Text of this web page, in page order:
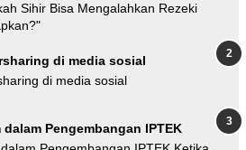
Sihir Bisa Mengalahkan Rezeki
di media sosial
di media sosial
dalam Pengembangan IPTEK